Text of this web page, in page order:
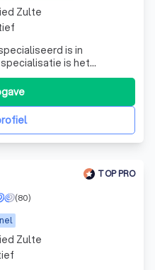
is in
is het
vocht. Dryguard
zaakvoerder
mogelijk
Zulte
TOP PRO
(80)
Zulte